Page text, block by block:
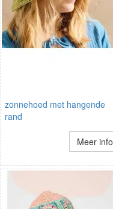
zonnehoed met hangende
rand
Meer info